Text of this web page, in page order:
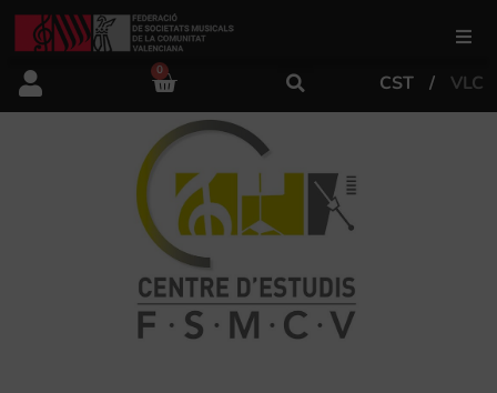
FSMCV
Áreas de gestión
Área educativa
Área artística
0
CST VLC